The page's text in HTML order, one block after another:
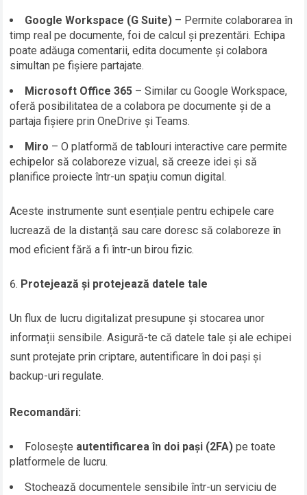
Google Workspace (G Suite) – Permite colaborarea în
timp real pe documente, foi de calcul și prezentări. Echipa
poate adăuga comentarii, edita documente și colabora
simultan pe fișiere partajate.
Microsoft Office 365 – Similar cu Google Workspace,
oferă posibilitatea de a colabora pe documente și de a
partaja fișiere prin OneDrive și Teams.
Miro – O platformă de tablouri interactive care permite
echipelor să colaboreze vizual, să creeze idei și să
planifice proiecte într-un spațiu comun digital.
Aceste instrumente sunt esențiale pentru echipele care
lucrează de la distanță sau care doresc să colaboreze în
mod eficient fără a fi într-un birou fizic.
Protejează și protejează datele tale
Un flux de lucru digitalizat presupune și stocarea unor
informații sensibile. Asigură-te că datele tale și ale echipei
sunt protejate prin criptare, autentificare în doi pași și
backup-uri regulate.
Recomandări:
Folosește autentificarea în doi pași (2FA) pe toate
platformele de lucru.
Stochează documentele sensibile într-un serviciu de